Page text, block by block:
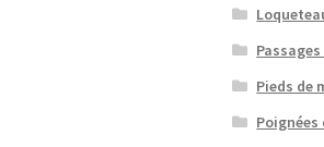
Pieds de
Poignées